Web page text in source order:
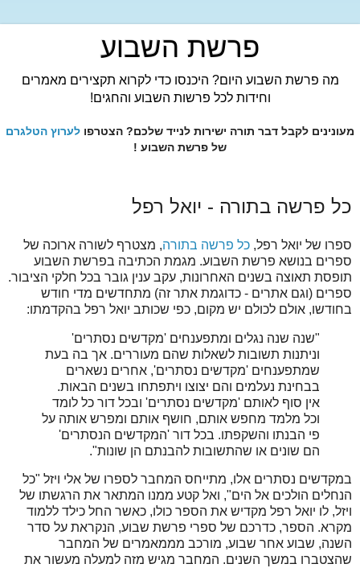
פרשת השבוע
מה פרשת השבוע היום? היכנסו כדי לקרוא תקצירים מאמרים
וחידות לכל פרשות השבוע והחגים!
מעונינים לקבל דבר תורה ישירות לנייד שלכם? הצטרפו לערוץ הטלגרם
של פרשת השבוע !
כל פרשה בתורה - יואל רפל
ספרו של יואל רפל, כל פרשה בתורה, מצטרף לשורה ארוכה של
ספרים בנושא פרשת השבוע. מגמת הכתיבה בפרשת השבוע
תופסת תאוצה בשנים האחרונות, עקב ענין גובר בכל חלקי הציבור.
ספרים (וגם אתרים - כדוגמת אתר זה) מתחדשים מדי חודש
בחודשו, אולם לכולם יש מקום, כפי שכותב יואל רפל בהקדמתו:
"שנה שנה נגלים ומתפענחים 'מקדשים נסתרים'
וניתנות תשובות לשאלות שהם מעוררים. אך בה בעת
שמתפענחים 'מקדשים נסתרים', אחרים נשארים
בבחינת נעלמים והם יצוצו ויתפתחו בשנים הבאות.
אין סוף לאותם 'מקדשים נסתרים' ובכל דור כל לומד
וכל מלמד מחפש אותם, חושף אותם ומפרש אותה על
פי הבנתו והשקפתו. בכל דור 'המקדשים הנסתרים'
הם שונים או שהתשובות להבנתם הן שונות".
במקדשים נסתרים אלו, מתייחס המחבר לספרו של אלי ויזל "כל
הנחלים הולכים אל הים", ואל קטע ממנו המתאר את הרגשתו של
ויזל, לו יואל רפל מקדיש את הספר כולו, כאשר החל כילד ללמוד
מקרא. הספר, כדרכם של ספרי פרשת שבוע, הנקראת על סדר
השנה, שבוע אחר שבוע, מורכב מממאמרים של המחבר
שהצטברו במשך השנים. המחבר מגיש מזה למעלה מעשור את